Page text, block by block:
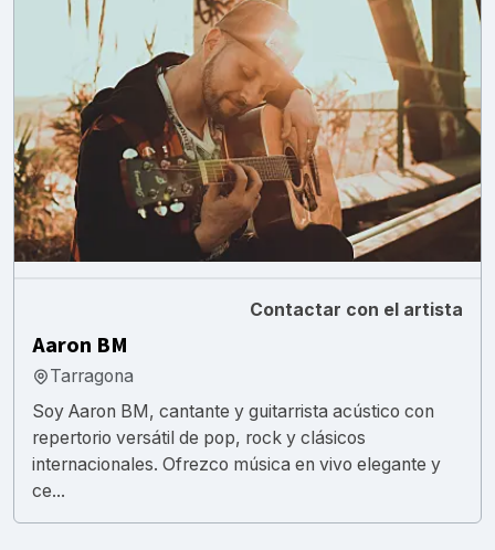
Contactar con el artista
Aaron BM
Tarragona
Soy Aaron BM, cantante y guitarrista acústico con
repertorio versátil de pop, rock y clásicos
internacionales. Ofrezco música en vivo elegante y
ce...